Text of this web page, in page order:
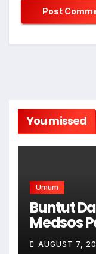
You missed
Umum
Buntut
Medsos
AUGUST 7,